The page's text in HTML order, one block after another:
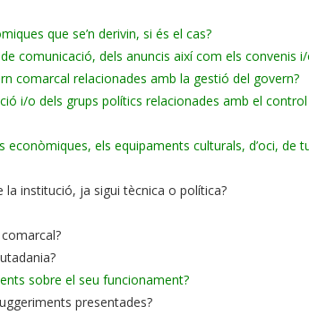
que se’n derivin, si és el cas?
comunicació, dels anuncis així com els convenis
comarcal relacionades amb la gestió del govern?
i/o dels grups polítics relacionades amb el
els equipaments culturals, d’oci, de
institució, ja sigui tècnica o política?
sobre el seu funcionament?
presentades?